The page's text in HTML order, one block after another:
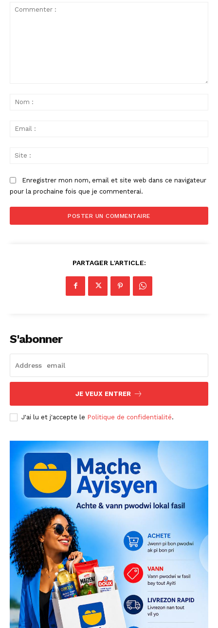
Enregistrer mon nom, email et site web dans ce navigateur
pour la prochaine fois que je commenterai.
PARTAGER L'ARTICLE:
S'abonner
JE VEUX ENTRER
J'ai lu et j'accepte le Politique de confidentialité.